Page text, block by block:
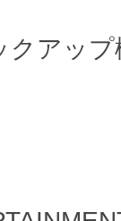
クアッ